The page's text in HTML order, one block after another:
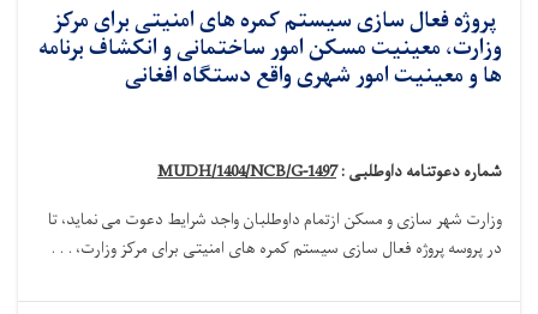
پروژه فعال سازی سیستم کمره های امنیتی برای مرکز
وزارت، معینیت مسکن امور ساختمانی و انکشاف برنامه
ها و معینیت امور شهری واقع دستگاه افغانی
شماره دعوتنامه داوطلبی :MUDH/1404/NCB/G-1497
وزارت شهر سازی و مسکن ازتمام داوطلبان واجد شرایط دعوت می نماید،تا
در پروسهپروژه فعال سازی سیستم کمره های امنیتی برای مرکز وزارت، . . .